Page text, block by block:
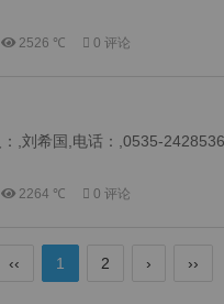
2526 ℃ 0 评论
,刘希国,电话：,0535-
2264 ℃ 0 评论
‹‹ 1 2 › ››